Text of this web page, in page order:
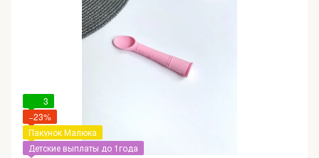
3
−23%
Пакунок Малюка
Детские выплаты до 1года